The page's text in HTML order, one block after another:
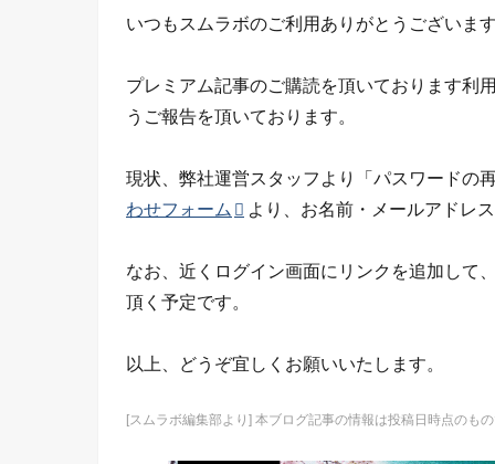
いつもスムラボのご利用ありがとうございま
プレミアム記事のご購読を頂いております利
うご報告を頂いております。
現状、弊社運営スタッフより「パスワードの
わせフォーム
より、お名前・メールアドレ
なお、近くログイン画面にリンクを追加して
頂く予定です。
以上、どうぞ宜しくお願いいたします。
[スムラボ編集部より] 本ブログ記事の情報は投稿日時点のも